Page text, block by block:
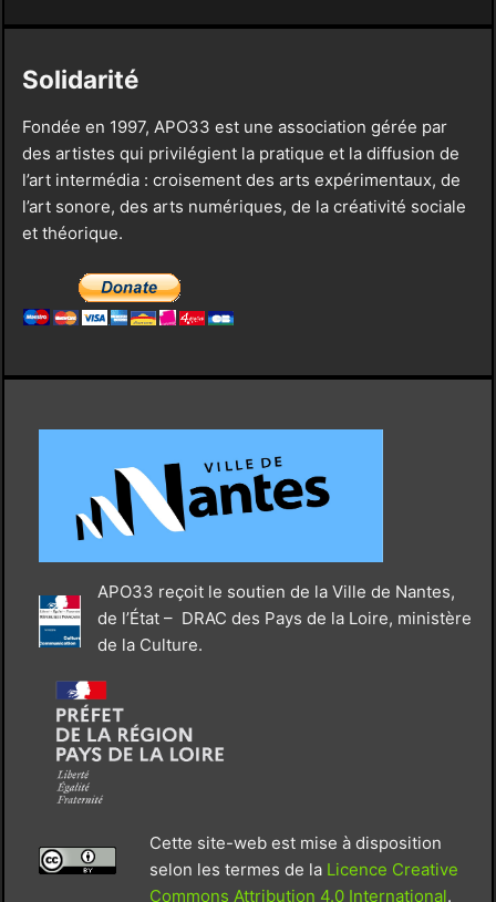
Solidarité
Fondée en 1997, APO33 est une association gérée par
des artistes qui privilégient la pratique et la diffusion de
l’art intermédia : croisement des arts expérimentaux, de
l’art sonore, des arts numériques, de la créativité sociale
et théorique.
APO33 reçoit le soutien de la Ville de Nantes,
de l’État – DRAC des Pays de la Loire, ministère
de la Culture.
Cette site-web est mise à disposition
selon les termes de la Licence Creative
Commons Attribution 4.0 International.